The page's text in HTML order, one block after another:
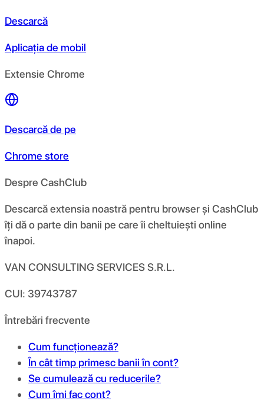
Descarcă
Aplicația de mobil
Extensie Chrome
Descarcă de pe
Chrome store
Despre CashClub
Descarcă extensia noastră pentru browser și CashClub
îți dă o parte din banii pe care îi cheltuiești online
înapoi.
VAN CONSULTING SERVICES S.R.L.
CUI: 39743787
Întrebări frecvente
Cum funcționează?
În cât timp primesc banii în cont?
Se cumulează cu reducerile?
Cum îmi fac cont?